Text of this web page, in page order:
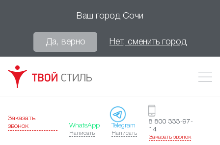
Ваш город Сочи
Да, верно Нет, сменить город
Заказать
звонок
WhatsApp
Написать
Telegram
Написать
8 800 333-97-
14
Заказать звонок